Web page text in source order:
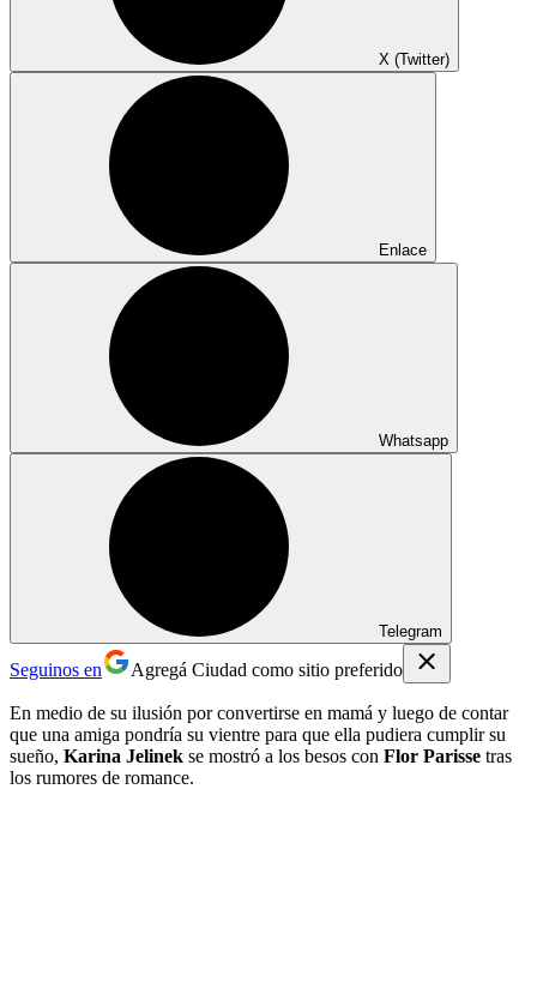
X (Twitter)
Enlace
Whatsapp
Telegram
Seguinos en Agregá Ciudad como sitio preferido
En medio de su ilusión por convertirse en mamá y luego de contar
que una amiga pondría su vientre para que ella pudiera cumplir su
sueño, Karina Jelinek se mostró a los besos con Flor Parisse tras
los rumores de romance.